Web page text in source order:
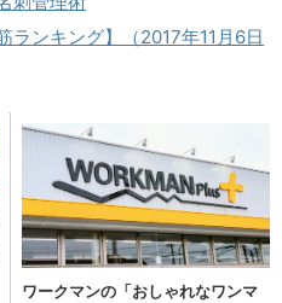
ランキング】（2017年11月6日